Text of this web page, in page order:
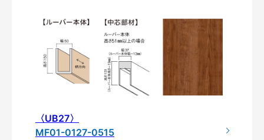
〈UB27〉
MF01-0127-0515